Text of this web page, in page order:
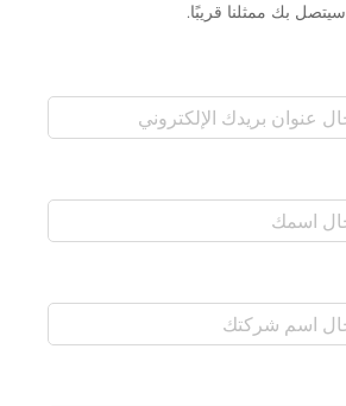
سيتصل بك ممثلنا قريبًا.